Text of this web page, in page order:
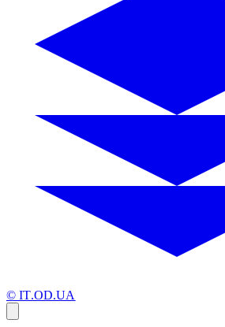
© IT.OD.UA